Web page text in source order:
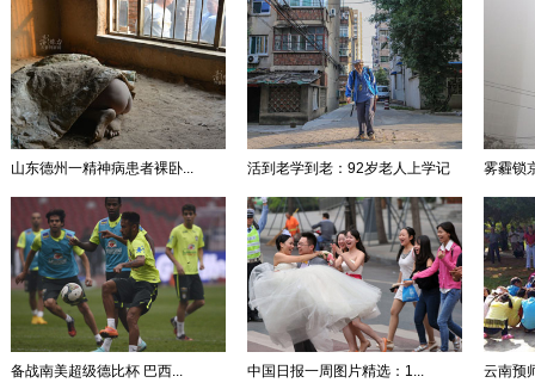
山东德州一精神病患者裸卧... 活到老学到老：92岁老人上学记 雾霾锁
备战南美超级德比杯 巴西... 中国日报一周图片精选：1... 云南预